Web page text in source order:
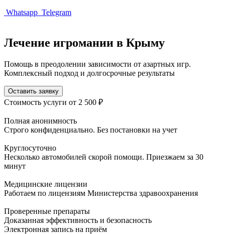
Whatsapp Telegram
Лечение игромании в Крыму
Помощь в преодолении зависимости от азартных игр.
Комплексный подход и долгосрочные результаты
Оставить заявку
Стоимость услуги от 2 500 ₽
Полная анонимность
Строго конфиденциально. Без постановки на учет
Круглосуточно
Несколько автомобилей скорой помощи. Приезжаем за 30
минут
Медицинские лицензии
Работаем по лицензиям Министерства здравоохранения
Проверенные препараты
Доказанная эффективность и безопасность
Электронная запись на приём